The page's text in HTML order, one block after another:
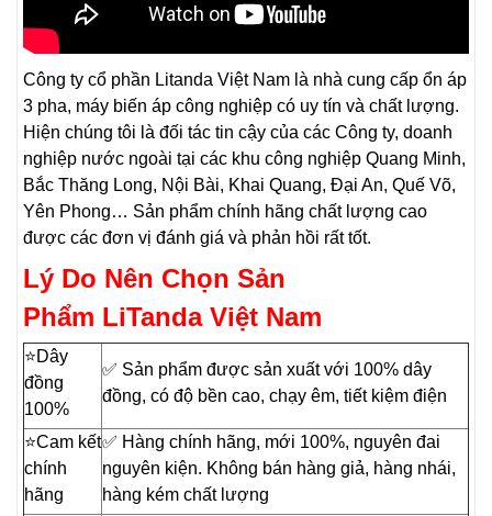
Công ty cổ phần Litanda Việt Nam là nhà cung cấp ổn áp
3 pha, máy biến áp công nghiệp có uy tín và chất lượng.
Hiện chúng tôi là đối tác tin cậy của các Công ty, doanh
nghiệp nước ngoài tại các khu công nghiệp Quang Minh,
Bắc Thăng Long, Nội Bài, Khai Quang, Đại An, Quế Võ,
Yên Phong… Sản phẩm chính hãng chất lượng cao
được các đơn vị đánh giá và phản hồi rất tốt.
Lý Do Nên Chọn Sản
Phẩm LiTanda Việt Nam
⭐️Dây
đồng
100%
✅ Sản phẩm được sản xuất với 100% dây
đồng, có độ bền cao, chạy êm, tiết kiệm điện
⭐️Cam kết
chính
hãng
✅ Hàng chính hãng, mới 100%, nguyên đai
nguyên kiện. Không bán hàng giả, hàng nhái,
hàng kém chất lượng